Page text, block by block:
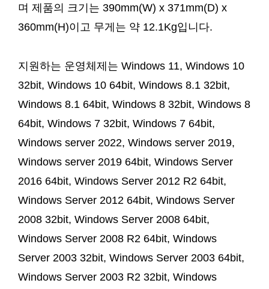
며 제품의 크기는 390mm(W) x 371mm(D) x
360mm(H)이고 무게는 약 12.1Kg입니다.
지원하는 운영체제는 Windows 11, Windows 10
32bit, Windows 10 64bit, Windows 8.1 32bit,
Windows 8.1 64bit, Windows 8 32bit, Windows 8
64bit, Windows 7 32bit, Windows 7 64bit,
Windows server 2022, Windows server 2019,
Windows server 2019 64bit, Windows Server
2016 64bit, Windows Server 2012 R2 64bit,
Windows Server 2012 64bit, Windows Server
2008 32bit, Windows Server 2008 64bit,
Windows Server 2008 R2 64bit, Windows
Server 2003 32bit, Windows Server 2003 64bit,
Windows Server 2003 R2 32bit, Windows